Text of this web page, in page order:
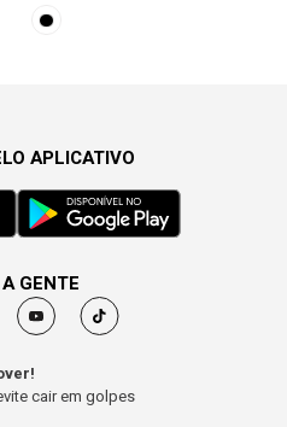
APLICATIVO
GENTE
cair em golpes